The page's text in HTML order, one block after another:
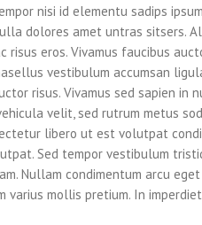
nisi id elementu sadips
dolores amet untras sitsers.
risus eros. Vivamus faucibus
vestibulum accumsan
risus. Vivamus sed sapien in
velit, sed rutrum metus
libero ut est volutpat
Sed tempor vestibulum
Nullam condimentum arcu
varius mollis pretium. In